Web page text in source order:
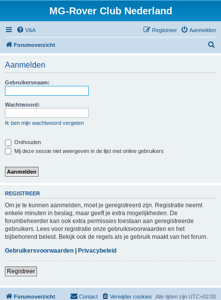
MG-Rover Club Nederland
V&A Aanmelden
Registreer
Forumoverzicht
Aanmelden
Gebruikersnaam:
Wachtwoord:
Ik ben mijn wachtwoord vergeten
Onthouden
Mij deze sessie niet weergeven in de lijst met online gebruikers
REGISTREER
Om je te kunnen aanmelden, moet je geregistreerd zijn. Registratie neemt
enkele minuten in beslag, maar geeft je extra mogelijkheden. De
forumbeheerder kan ook extra permissies toestaan aan geregistreerde
gebruikers. Lees voor registratie onze gebruiksvoorwaarden en het
bijbehorend beleid. Bekijk ook de regels als je gebruik maakt van het forum.
Gebruikersvoorwaarden | Privacybeleid
Registreer
Forumoverzicht Alle tijden zijn UTC+02:00
Verwijder cookies
Contact